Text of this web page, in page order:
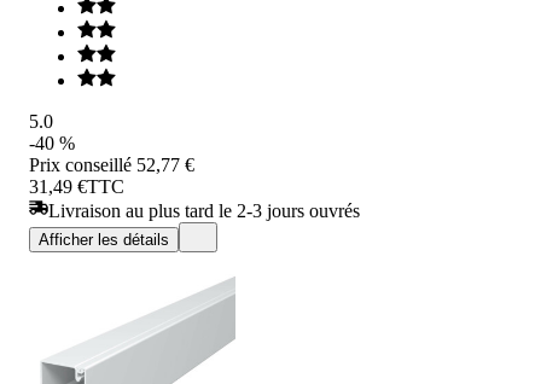
5.0
-40 %
Prix conseillé 52,77 €
31,49 €TTC
Livraison au plus tard le 2-3 jours ouvrés
Afficher les détails